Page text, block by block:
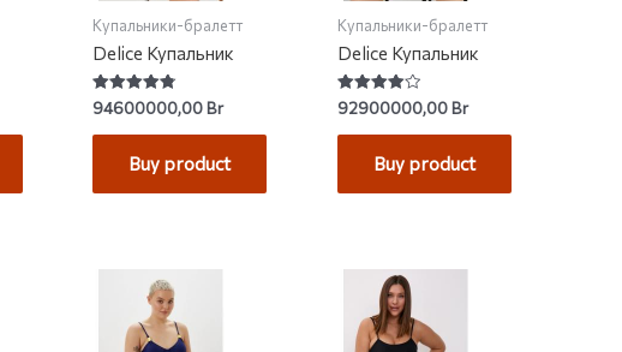
Купальники-бралетт
Delice Купальник
Rated
4.80
out of 5
94600000,00Br
Buy product
Купальники-бралетт
Delice Купальник
Rated
4.09
out of 5
92900000,00Br
Buy product